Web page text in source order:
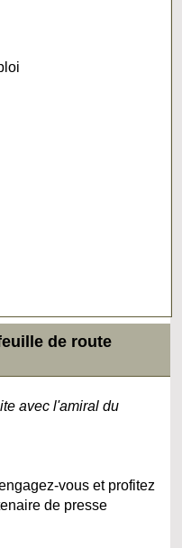
de route
avec l'amiral du
vous et profitez
de presse